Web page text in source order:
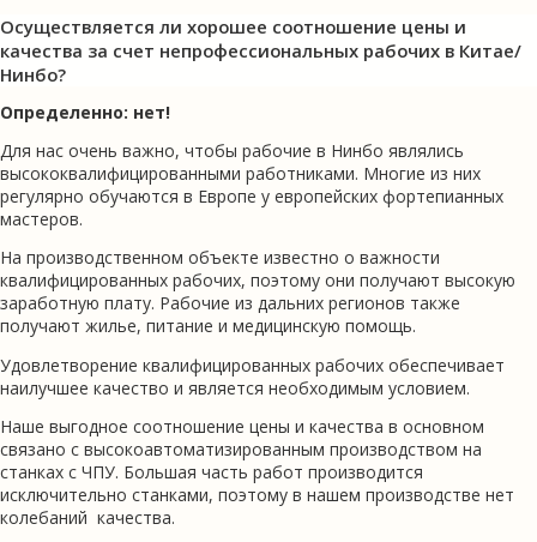
Осуществляется ли хорошее соотношение цены и
качества за счет непрофессиональных рабочих в Китае/
Нинбо?
Определенно: нет!
Для нас очень важно, чтобы рабочие в Нинбо являлись
высококвалифицированными работниками. Многие из них
регулярно обучаются в Европе у европейских фортепианных
мастеров.
На производственном объекте известно о важности
квалифицированных рабочих, поэтому они получают высокую
заработную плату. Рабочие из дальних регионов также
получают жилье, питание и медицинскую помощь.
Удовлетворение квалифицированных рабочих обеспечивает
наилучшее качество и является необходимым условием.
Наше выгодное соотношение цены и качества в основном
связано с высокоавтоматизированным производством на
станках с ЧПУ. Большая часть работ производится
исключительно станками, поэтому в нашем производстве нет
колебаний качества.